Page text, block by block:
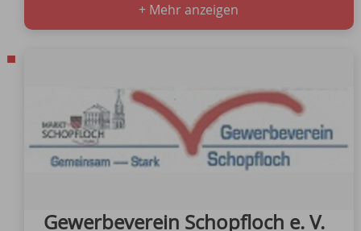
+ Mehr anzeigen
Gewerbeverein Schopfloch e. V.